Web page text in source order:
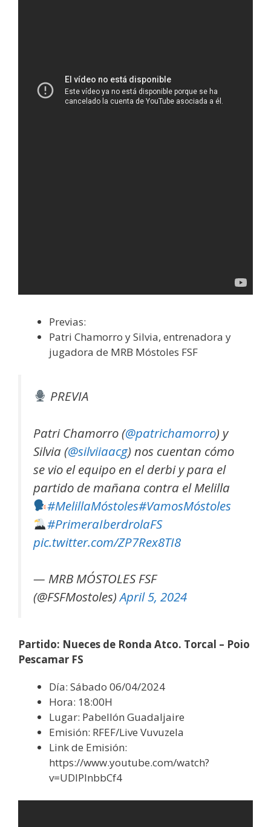
Previas:
Patri Chamorro y Silvia, entrenadora y
jugadora de MRB Móstoles FSF
PREVIA
Patri Chamorro (@patrichamorro) y
Silvia (@silviiaacg) nos cuentan cómo
se vio el equipo en el derbi y para el
partido de mañana contra el Melilla
#MelillaMóstoles#VamosMóstoles
#PrimeraIberdrolaFS
pic.twitter.com/ZP7Rex8TI8
— MRB MÓSTOLES FSF
(@FSFMostoles)April 5, 2024
Partido: Nueces de Ronda Atco. Torcal – Poio
Pescamar FS
Día: Sábado 06/04/2024
Hora: 18:00H
Lugar: Pabellón Guadaljaire
Emisión: RFEF/Live Vuvuzela
Link de Emisión:
https://www.youtube.com/watch?
v=UDIPInbbCf4